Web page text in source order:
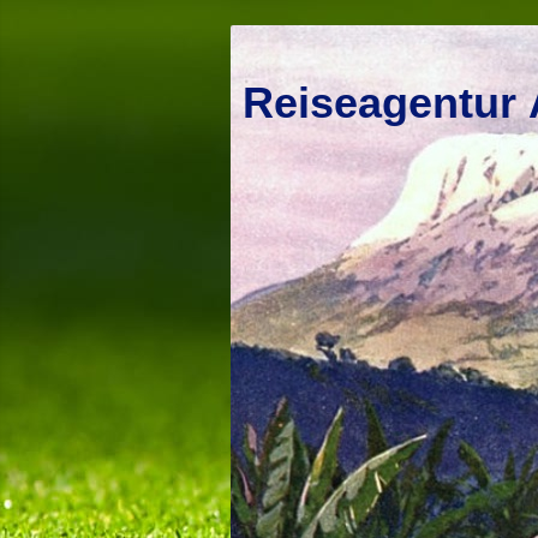
Reiseagentur